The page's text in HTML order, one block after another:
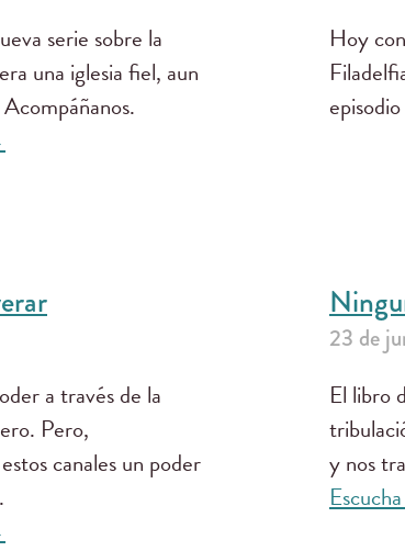
serie sobre la
una iglesia fiel, aun
Hoy
a través de la
Pero,
canales un poder
23 de
El libro
y nos